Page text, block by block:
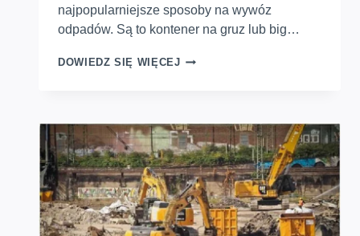
najpopularniejsze sposoby na wywóz
odpadów. Są to kontener na gruz lub big…
DOWIEDZ SIĘ WIĘCEJKONTENER
BAG?
SPRAWDŹ,
CO
LEPIEJ
WYBRAĆ!